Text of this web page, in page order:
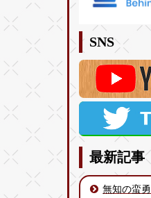
SNS
最新記事
無知の蛮勇